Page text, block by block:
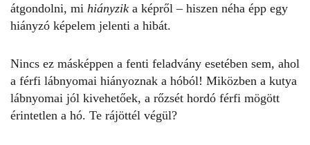
átgondolni, mi hiányzik a képről – hiszen néha épp egy
hiányzó képelem jelenti a hibát.
Nincs ez másképpen a fenti feladvány esetében sem, ahol
a férfi lábnyomai hiányoznak a hóból! Miközben a kutya
lábnyomai jól kivehetőek, a rőzsét hordó férfi mögött
érintetlen a hó. Te rájöttél végül?